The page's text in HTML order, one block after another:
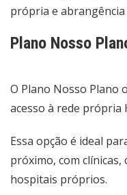
própria e abrangência
Plano Nosso
O Plano Nosso Plano
acesso à rede própria
Essa opção é ideal
próximo, com
hospitais próprios.